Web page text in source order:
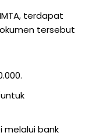
terdapat
tersebut
melalui bank